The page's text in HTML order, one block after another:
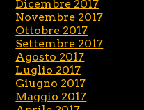
Dicembre 2017
Novembre 2017
Ottobre 2017
Settembre 2017
Agosto 2017
Luglio 2017
Giugno 2017
Maggio 2017